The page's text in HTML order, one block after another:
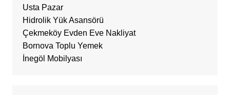
Usta Pazar
Hidrolik Yük Asansörü
Çekmeköy Evden Eve Nakliyat
Bornova Toplu Yemek
İnegöl Mobilyası